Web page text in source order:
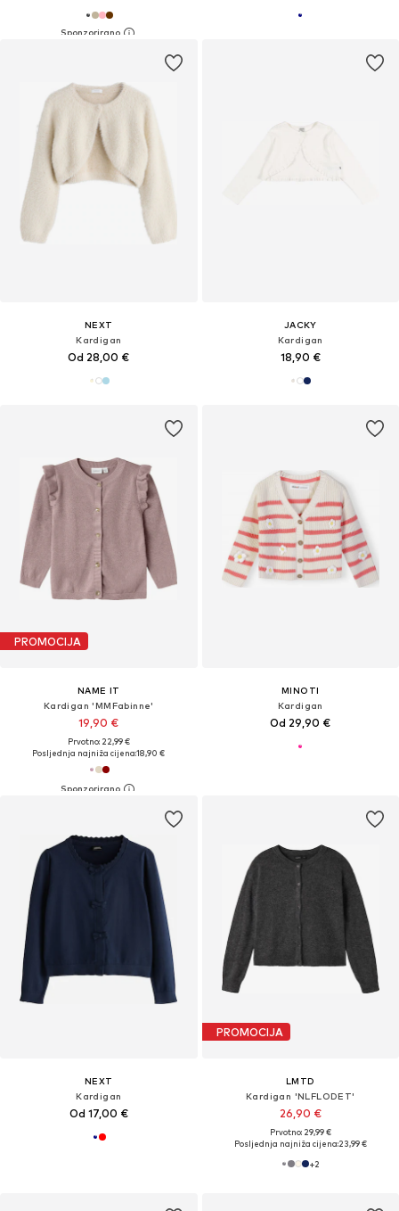
NEXT
Kardigan
Od 28,00 €
JACKY
Kardigan
18,90 €
PROMOCIJA
NAME IT
Kardigan 'MMFabinne'
19,90 €
Prvotno: 22,99 €
Posljednja najniža cijena:18,90 €
MINOTI
Kardigan
Od 29,90 €
NEXT
Kardigan
Od 17,00 €
PROMOCIJA
LMTD
Kardigan 'NLFLODET'
26,90 €
Prvotno: 29,99 €
Posljednja najniža cijena:23,99 €
+2